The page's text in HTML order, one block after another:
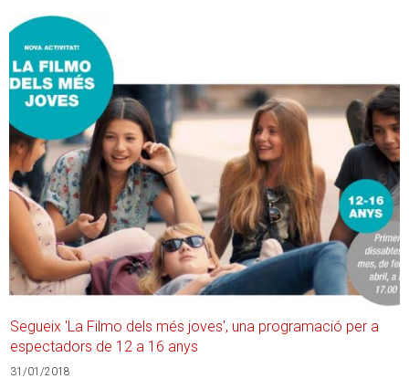
Segueix 'La Filmo dels més joves', una programació per a
espectadors de 12 a 16 anys
31/01/2018